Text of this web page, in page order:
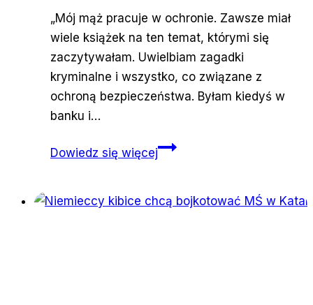
„Mój mąż pracuje w ochronie. Zawsze miał
wiele książek na ten temat, którymi się
zaczytywałam. Uwielbiam zagadki
kryminalne i wszystko, co związane z
ochroną bezpieczeństwa. Byłam kiedyś w
banku i…
Dowiedz się więcejKobiety
Ochroniarki